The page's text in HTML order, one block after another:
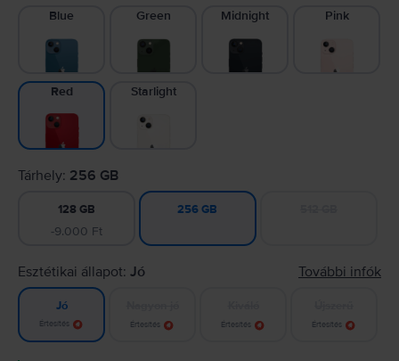
Blue Green Midnight Pink
Red Starlight
Tárhely: 256 GB
128 GB
-9.000 Ft
256 GB
Esztétikai állapot: Jó További infók
Jó
Értesítés Értesítés Értesítés Értesítés